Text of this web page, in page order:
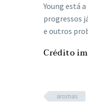
Young está
progressos
e outros
Crédito
aromas